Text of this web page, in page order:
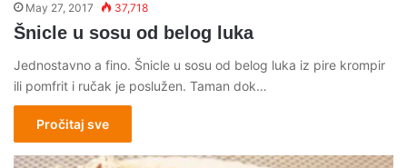
May 27, 2017 37,718
Šnicle u sosu od belog luka
Jednostavno a fino. Šnicle u sosu od belog luka iz pire krompir
ili pomfrit i ručak je poslužen. Taman dok…
Pročitaj sve